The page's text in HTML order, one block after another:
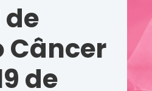
Câncer
de